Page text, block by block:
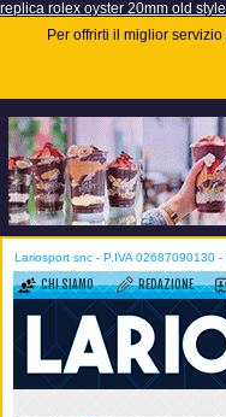
replica rolex oyster 20mm old style
Per offrirti il miglior
Lariosport snc - P.IVA 02687090130
CHI SIAMO REDAZIONE